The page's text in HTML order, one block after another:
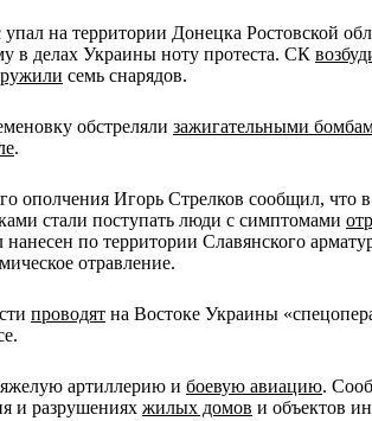
на территории Донецка Ростовской
в делах Украины ноту протеста. СК
семь снарядов.
обстреляли зажигательными
.
ополчения Игорь Стрелков сообщил, что
стали поступать люди с симптомами
по территории Славянского
отравление.
проводят на Востоке Украины
артиллерию и боевую авиацию.
и разрушениях жилых домов и объектов